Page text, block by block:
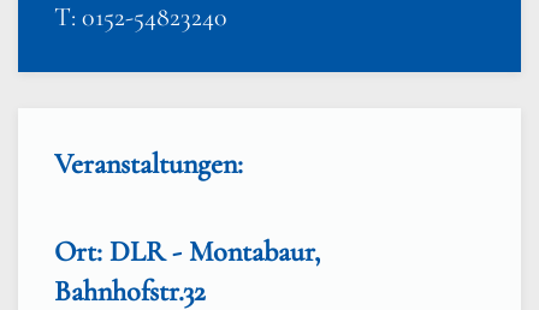
T: 0152-54823240
Veranstaltungen:
Ort: DLR - Montabaur,
Bahnhofstr.32